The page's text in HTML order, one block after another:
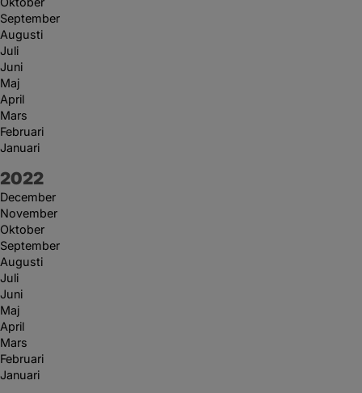
September
Augusti
Juli
Juni
Maj
April
Mars
Februari
Januari
År:
2022
December
November
Oktober
September
Augusti
Juli
Juni
Maj
April
Mars
Februari
Januari